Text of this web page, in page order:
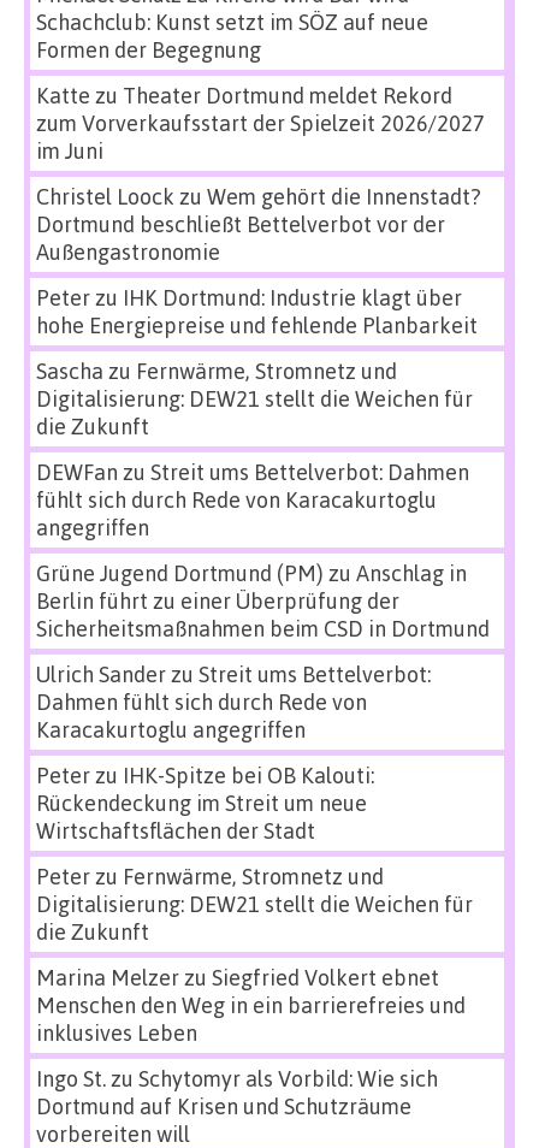
Schachclub: Kunst setzt im SÖZ auf neue
Formen der Begegnung
Katte zu Theater Dortmund meldet Rekord
zum Vorverkaufsstart der Spielzeit 2026/2027
im Juni
Christel Loock zu Wem gehört die Innenstadt?
Dortmund beschließt Bettelverbot vor der
Außengastronomie
Peterzu IHK Dortmund: Industrie klagt über
hohe Energiepreise und fehlende Planbarkeit
Sascha zu Fernwärme, Stromnetz und
Digitalisierung: DEW21 stellt die Weichen für
die Zukunft
DEWFan zu Streit ums Bettelverbot: Dahmen
fühlt sich durch Rede von Karacakurtoglu
angegriffen
Grüne Jugend Dortmund (PM) zu Anschlag in
Berlin führt zu einer Überprüfung der
Sicherheitsmaßnahmen beim CSD in Dortmund
Ulrich Sanderzu Streit ums Bettelverbot:
Dahmen fühlt sich durch Rede von
Karacakurtoglu angegriffen
Peterzu IHK-Spitze bei OB Kalouti:
Rückendeckung im Streit um neue
Wirtschaftsflächen der Stadt
Peterzu Fernwärme, Stromnetz und
Digitalisierung: DEW21 stellt die Weichen für
die Zukunft
Marina Melzerzu Siegfried Volkert ebnet
Menschen den Weg in ein barrierefreies und
inklusives Leben
Ingo St.zu Schytomyr als Vorbild: Wie sich
Dortmund auf Krisen und Schutzräume
vorbereiten will